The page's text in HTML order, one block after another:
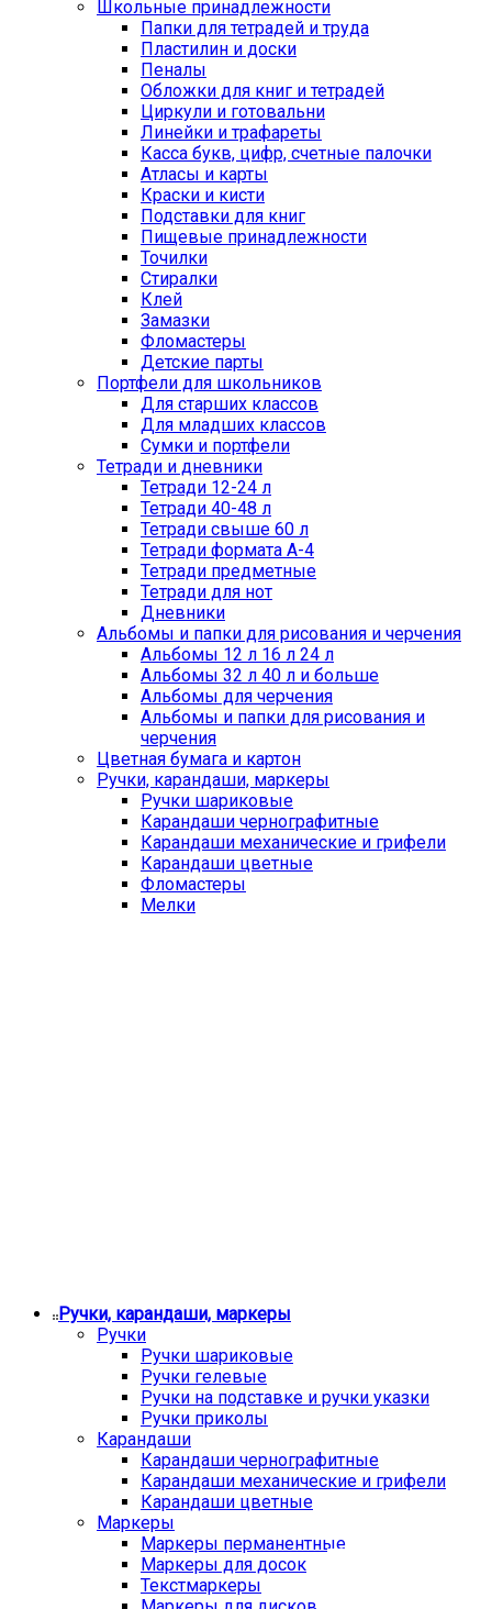
Школьные принадлежности
Папки для тетрадей и труда
Пластилин и доски
Пеналы
Обложки для книг и тетрадей
Циркули и готовальни
Линейки и трафареты
Касса букв, цифр, счетные палочки
Атласы и карты
Краски и кисти
Подставки для книг
Пищевые принадлежности
Точилки
Стиралки
Клей
Замазки
Фломастеры
Детские парты
Портфели для школьников
Для старших классов
Для младших классов
Сумки и портфели
Тетради и дневники
Тетради 12-24 л
Тетради 40-48 л
Тетради свыше 60 л
Тетради формата А-4
Тетради предметные
Тетради для нот
Дневники
Альбомы и папки для рисования и черчения
Альбомы 12 л 16 л 24 л
Альбомы 32 л 40 л и больше
Альбомы для черчения
Альбомы и папки для рисования и
черчения
Цветная бумага и картон
Ручки, карандаши, маркеры
Ручки шариковые
Карандаши чернографитные
Карандаши механические и грифели
Карандаши цветные
Фломастеры
Мелки
Ручки, карандаши, маркеры
Ручки
Ручки шариковые
Ручки гелевые
Ручки на подставке и ручки указки
Ручки приколы
Карандаши
Карандаши чернографитные
Карандаши механические и грифели
Карандаши цветные
Маркеры
Маркеры перманентные
Маркеры для досок
Текстмаркеры